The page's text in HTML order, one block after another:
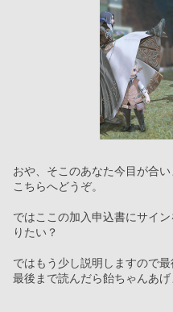
おや、そこのあなた今目が合い
こちらへどうぞ。
ではここの加入申込書にサイ
りたい？
ではもう少し説明しますので
最後まで読んだら飴ちゃんあ